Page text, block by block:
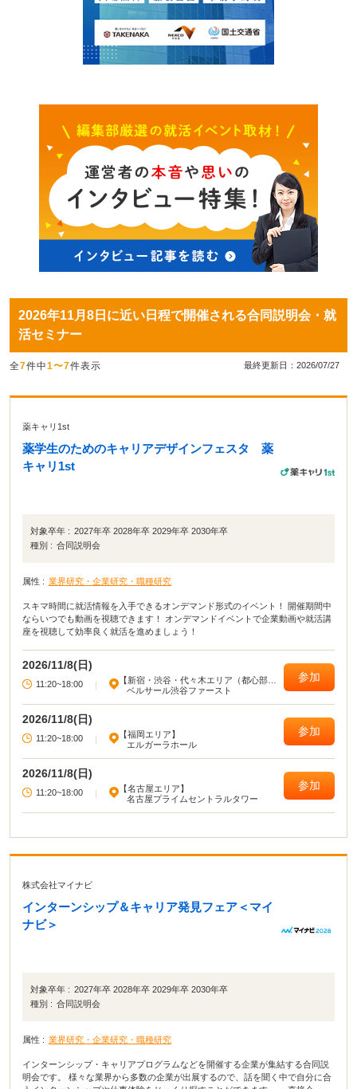
2026年11月8日に近い日程で開催される合同説明会・就
活セミナー
全7件中1〜7件表示 最終更新日：2026/07/27
薬キャリ1st
薬学生のためのキャリアデザインフェスタ 薬
キャリ1st
対象卒年 : 2027年卒 2028年卒 2029年卒 2030年卒
種別 : 合同説明会
属性 : 業界研究・企業研究・職種研究
スキマ時間に就活情報を入手できるオンデマンド形式のイベント！ 開催期間中
ならいつでも動画を視聴できます！ オンデマンドイベントで企業動画や就活講
座を視聴して効率良く就活を進めましょう！
2026/11/8(日)
11:20~18:00
【新宿・渋谷・代々木エリア（都心部西
部）】
ベルサール渋谷ファースト
参加
2026/11/8(日)
11:20~18:00
【福岡エリア】
エルガーラホール
参加
2026/11/8(日)
11:20~18:00
【名古屋エリア】
名古屋プライムセントラルタワー
参加
株式会社マイナビ
インターンシップ＆キャリア発見フェア＜マイ
ナビ＞
対象卒年 : 2027年卒 2028年卒 2029年卒 2030年卒
種別 : 合同説明会
属性 : 業界研究・企業研究・職種研究
インターンシップ・キャリアプログラムなどを開催する企業が集結する合同説
明会です。 様々な業界から多数の企業が出展するので、話を聞く中で自分に合